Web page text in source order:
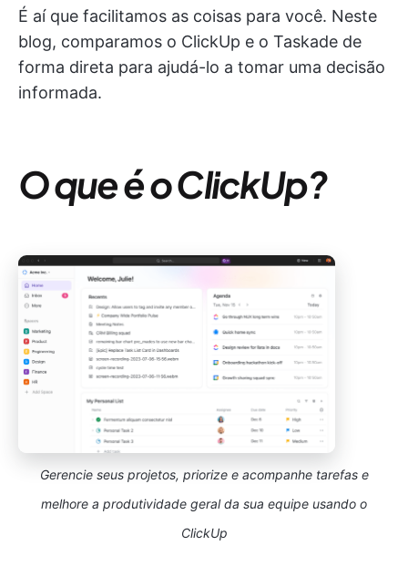
É aí que facilitamos as coisas para você. Neste
blog, comparamos o ClickUp e o Taskade de
forma direta para ajudá-lo a tomar uma decisão
informada.
O que é o ClickUp?
Gerencie seus projetos, priorize e acompanhe tarefas e
melhore a produtividade geral da sua equipe usando o
ClickUp